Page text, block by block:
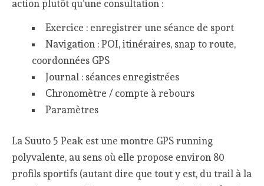
action plutôt qu’une consultation :
Exercice : enregistrer une séance de sport
Navigation : POI, itinéraires, snap to route,
coordonnées GPS
Journal : séances enregistrées
Chronomètre / compte à rebours
Paramètres
La Suuto 5 Peak est une montre GPS running
polyvalente, au sens où elle propose environ 80
profils sportifs (autant dire que tout y est, du trail à la